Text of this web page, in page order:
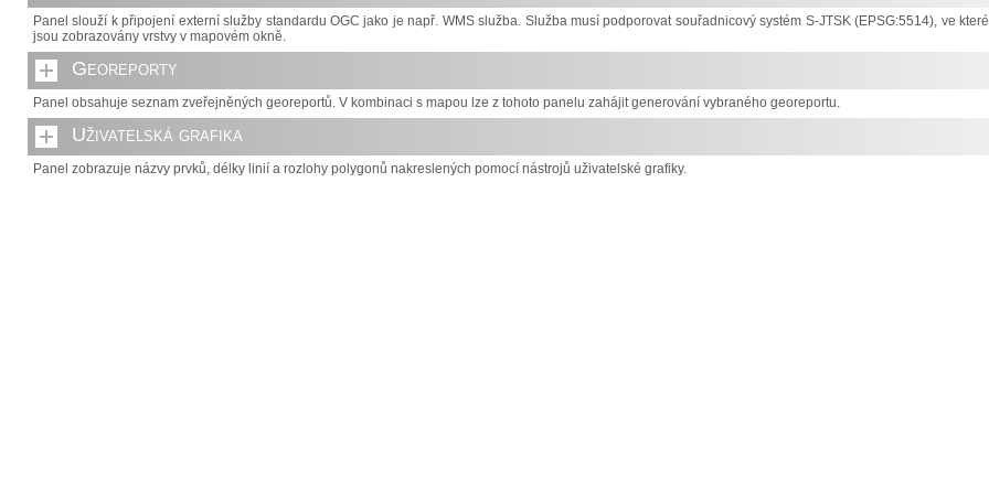
Panel slouží k připojení externí služby standardu OGC jako je např. WMS služba. Služba musí podporovat souřadnicový systém S-JTSK (EPSG:5514), ve
jsou zobrazovány vrstvy v mapovém okně.
Georeporty
Panel obsahuje seznam zveřejněných georeportů. V kombinaci s mapou lze z tohoto panelu zahájit generování vybraného georeportu.
Uživatelská grafika
Panel zobrazuje názvy prvků, délky linií a rozlohy polygonů nakreslených pomocí nástrojů uživatelské grafiky.